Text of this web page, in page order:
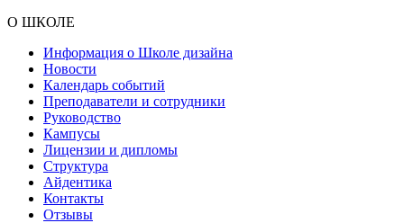
О ШКОЛЕ
Информация о Школе дизайна
Новости
Календарь событий
Преподаватели и сотрудники
Руководство
Кампусы
Лицензии и дипломы
Структура
Айдентика
Контакты
Отзывы